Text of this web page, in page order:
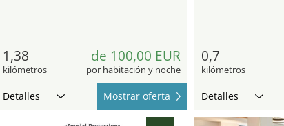
1,38
kilómetros
de 100,00 EUR
por habitación y noche
Detalles Mostrar oferta
0,7
kilómetros
Detalles